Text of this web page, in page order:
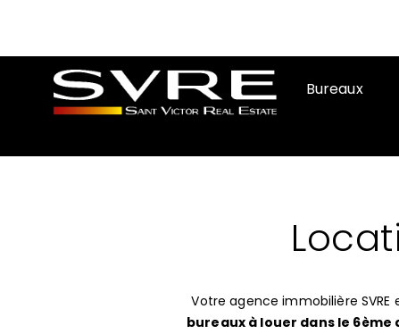
Bureaux
Votre agence immobilière SVRE
bureaux à louer dans le